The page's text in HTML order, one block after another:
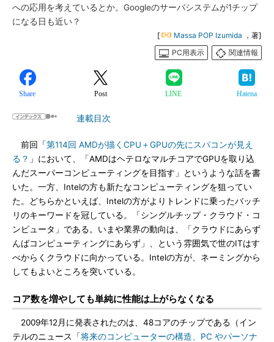
への応用を考えているとか。Googleのサーバシステムが1チップ
になる日も近い？
[ Massa POP Izumida ，著]
PC用表示
関連情報
Share Post LINE Hatena
連載目次
前回「第114回 AMDが描くCPU＋GPUの先にスパコンが見え
る？ 」において、「AMDはヘテロなマルチコアでGPUを取り込
んだスーパーコンピューティングを目指す」というような話を書
いた。一方、Intelの方も新たなコンピューティングを狙ってい
た。どちらかといえば、Intelの方がよりトレンドに乗ったバッチ
リのキーワードを冠している。「シングルチップ・クラウド・コ
ンピュータ」である。いまや業界の動向は、「クラウドにあらず
んばコンピューティングにあらず」、という雰囲気で世のITはす
べからくクラウドに向かっている。Intelの方が、ネーミングから
してもよいところを突いている。
コア数を増やしても単純に性能は上がらなくなる
2009年12月に発表されたのは、48コアのチップである（イン
テルのニュース「将来のコンピューターの構造、PC やパーソナ